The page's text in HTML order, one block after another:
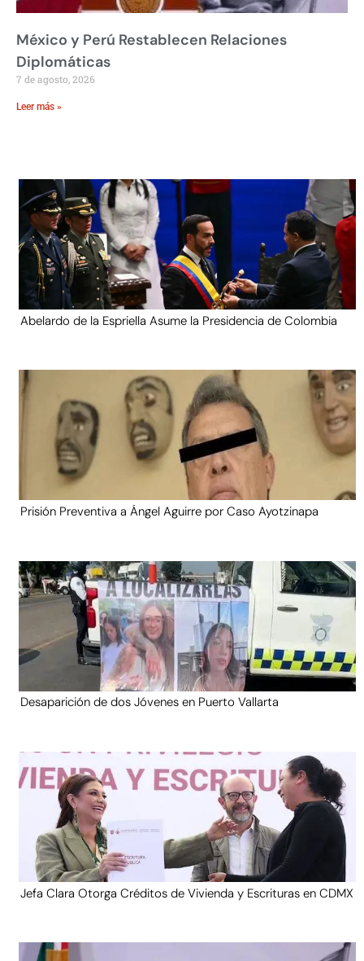
México y Perú Restablecen Relaciones
Diplomáticas
7 de agosto, 2026
Leer más »
Abelardo de la Espriella Asume la Presidencia de Colombia
Prisión Preventiva a Ángel Aguirre por Caso Ayotzinapa
Desaparición de dos Jóvenes en Puerto Vallarta
Jefa Clara Otorga Créditos de Vivienda y Escrituras en CDMX